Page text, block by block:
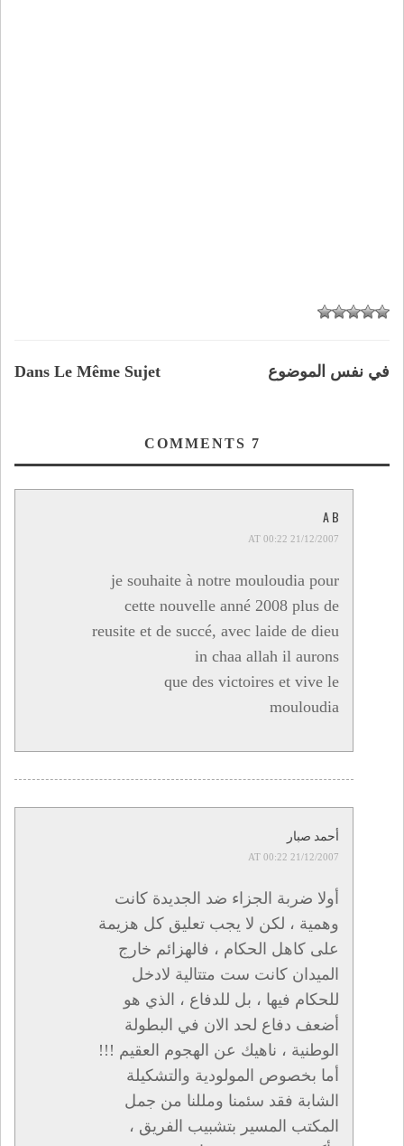
Dans Le Même Sujet في نفس الموضوع
7
A B
21/12/2007 AT 00:22
je souhaite à notre mouloudia pour
cette nouvelle anné 2008 plus de
reusite et de succé, avec laide de dieu
in chaa allah il aurons
que des victoires et vive le
mouloudia
أحمد صبار
21/12/2007 AT 00:22
أولا ضربة الجزاء ضد الجديدة كانت
وهمية ، لكن لا يجب تعليق كل هزيمة
على كاهل الحكام ، فالهزائم خارج
الميدان كانت ست متتالية لادخل
للحكام فيها ، بل للدفاع ، الذي هو
أضعف دفاع لحد الان في البطولة
الوطنية ، ناهيك عن الهجوم العقيم !!!
أما بخصوص المولودية والتشكيلة
الشابة فقد سئمنا ومللنا من جمل
المكتب المسير بتشبيب الفريق ،